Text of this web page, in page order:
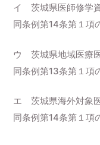
イ 茨城県医師修学
同条例第14条第１項
ウ 茨城県地域医療
同条例第13条第１項
エ 茨城県海外対象
同条例第14条第１項